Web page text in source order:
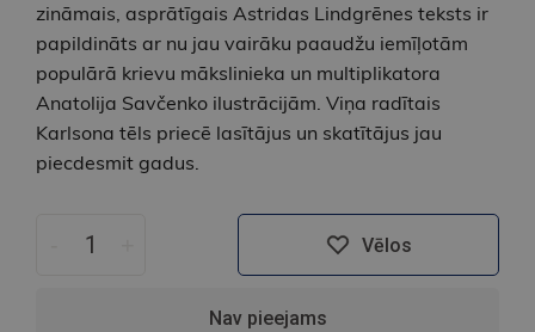
zināmais, asprātīgais Astridas Lindgrēnes teksts ir
papildināts ar nu jau vairāku paaudžu iemīļotām
populārā krievu mākslinieka un multiplikatora
Anatolija Savčenko ilustrācijām. Viņa radītais
Karlsona tēls priecē lasītājus un skatītājus jau
piecdesmit gadus.
Vēlos
Nav pieejams